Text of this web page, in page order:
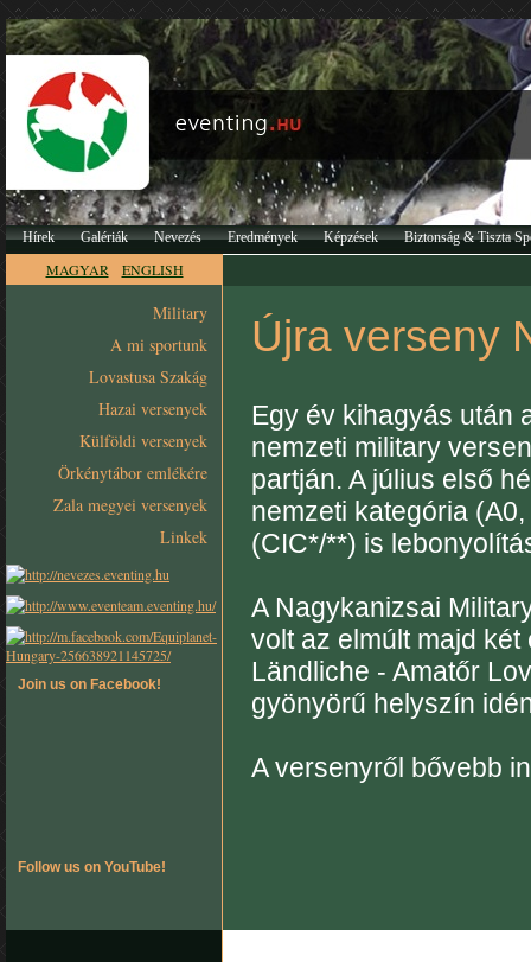
Hírek Galériák Nevezés Eredmények Képzések Biztonság & Tiszta
MAGYAR ENGLISH
Military
A mi sportunk
Lovastusa Szakág
Hazai versenyek
Külföldi versenyek
Örkénytábor emlékére
Zala megyei versenyek
Linkek
Join us on Facebook!
Follow us on YouTube!
Újra verseny
Egy év kihagyás után
nemzeti military
partján. A július első
nemzeti kategória
(CIC*/**) is
A Nagykanizsai
volt az elmúlt majd
Ländliche - Amatőr
gyönyörű helyszín
A versenyről bővebb